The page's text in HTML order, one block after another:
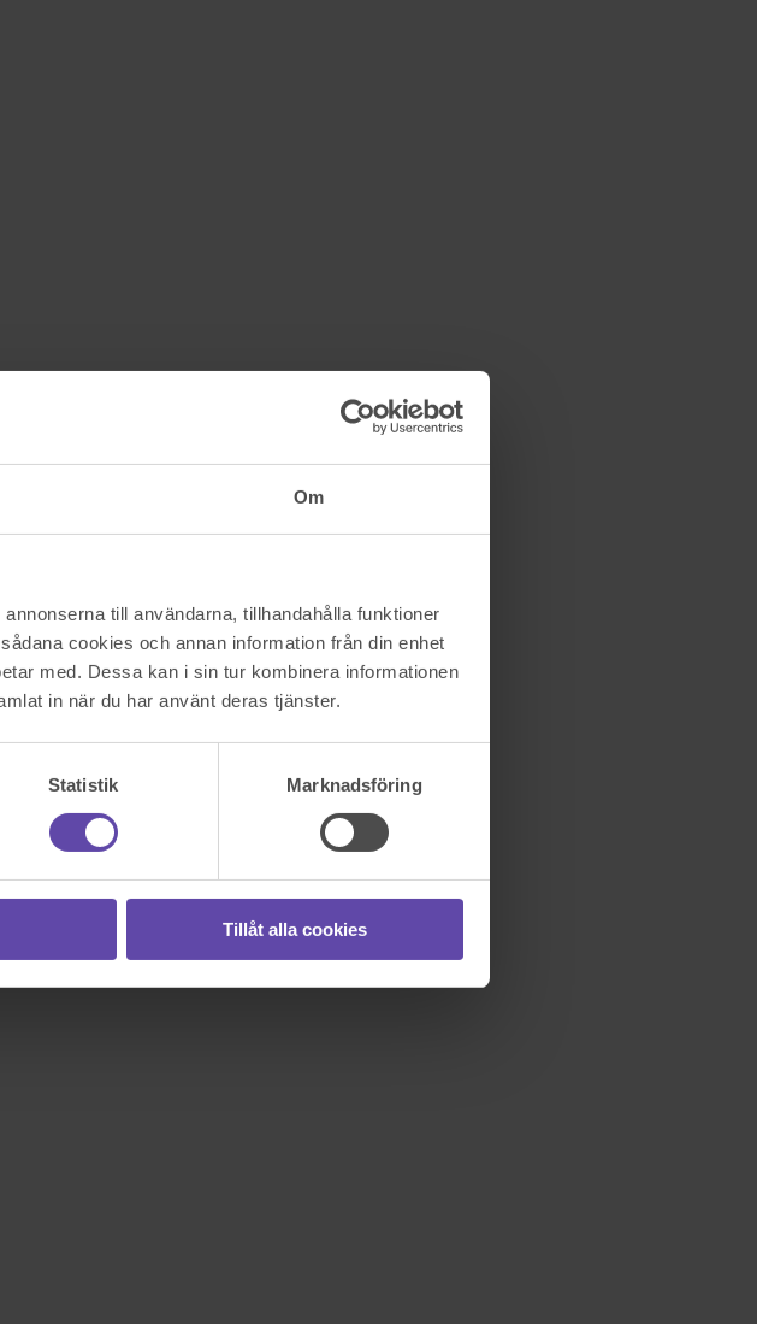
Om
till användarna, tillhandahålla funktioner
cookies och annan information från din enhet
med. Dessa kan i sin tur kombinera informationen
in när du har använt deras tjänster.
Statistik Marknadsföring
Tillåt alla cookies